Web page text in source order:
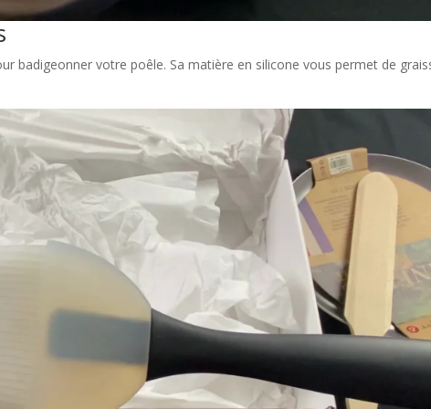
badigeonner votre poêle. Sa matière en silicone vous permet de